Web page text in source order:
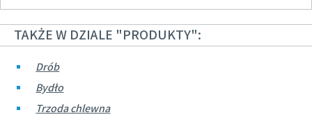
TAKŻE W DZIALE "PRODUKTY":
Drób
Bydło
Trzoda chlewna